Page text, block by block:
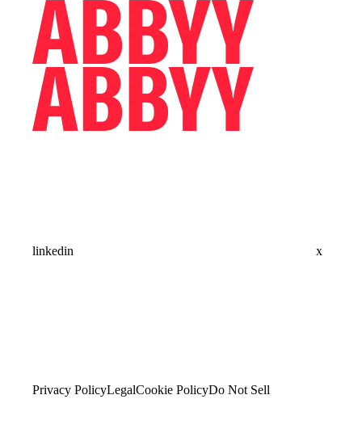
linkedin x
Privacy PolicyLegalCookie PolicyDo Not Sell